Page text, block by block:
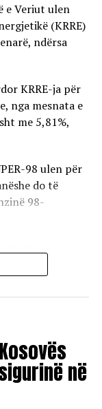
e Veriut ulen
(KRRE)
ndërsa
KRRE-ja për
nga mesnata e
me 5,81%,
98 ulen për
do të
98-
91,50
në